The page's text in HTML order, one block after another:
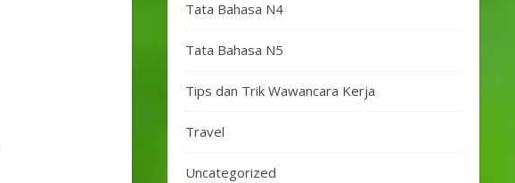
Tata Bahasa N4
Tata Bahasa N5
Tips dan Trik Wawancara Kerja
Travel
Uncategorized